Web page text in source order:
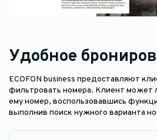
Удобное
ECOFON business предоставляют
фильтровать номера. Клиент может
емуномер, воспользовавшись
выполнив поиск нужного варианта